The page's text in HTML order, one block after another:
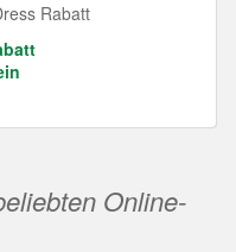
Rabatt
Online-